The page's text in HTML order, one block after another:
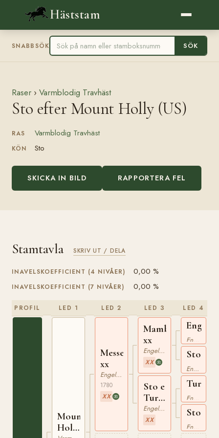
Häststam
SNABBSÖK SÖK
Raser › Varmblodig Travhäst
Sto efter Mount Holly (US)
RAS Varmblodig Travhäst
KÖN Sto
SKICKA IN BILD RAPPORTERA FEL
Stamtavla SKRIV UT / DELA
INAVELSKOEFFICIENT (4 NIVÅER) 0,00 %
INAVELSKOEFFICIENT (7 NIVÅER) 0,00 %
PROFIL LED 1
Mount
Holly
LED 2
Messenger
xx
Engelskt Fullblod
1780
XX
LED 3
Mambrino
xx
Engelskt Fullblod
XX
Sto e
Turf
xx
Engelskt Fullblod
XX
LED 4
xx
Sto
e
Cade
xx
Engelskt Fullblod
Turf
xx
Sto
e